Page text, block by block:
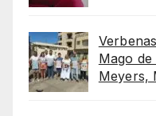
Mago
Meyers,